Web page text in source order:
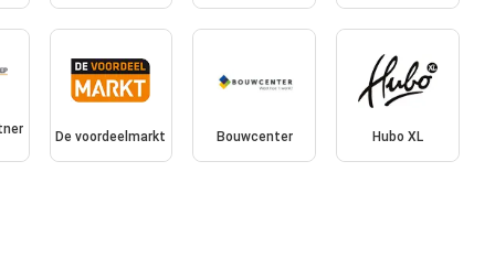
De voordeelmarkt Bouwcenter Hubo XL